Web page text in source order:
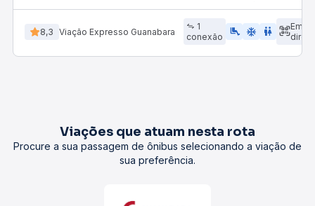
8,3 Viação Expresso Guanabara
1
conexão
airline_seat_legroom_extra ac_unit WC
direto
Viações que atuam nesta rota
Procure a sua passagem de ônibus selecionando a viação de
sua preferência.